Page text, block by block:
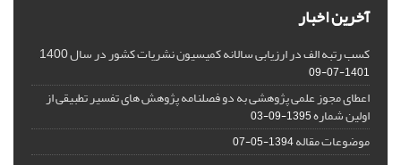
آخرین اخبار
کسب رتبه الف در ارزیابی سالانه کمیسیون نشریات کشور در سال 1400
1401-07-09
اعطای مجوز علمی پژوهشی به دو فصلنامه پژوهش های تفسیر تطبیقی از
اولین شماره1395-09-03
موضوعات مقاله1394-05-07